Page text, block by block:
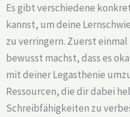
Es gibt verschiedene
kannst, um deine
zu verringern. Zuerst
bewusst machst, dass es
mit deiner Legasthenie
Ressourcen, die dir dabei
Schreibfähigkeiten zu